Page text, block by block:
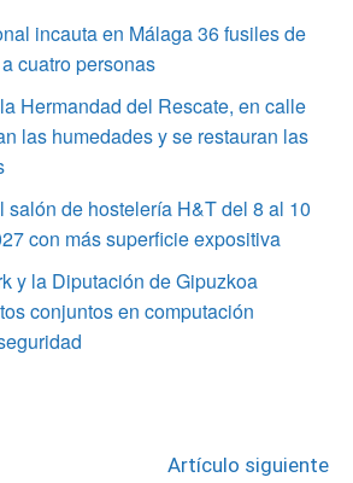
incauta en Málaga 36 fusiles de
cuatro personas
Hermandad del Rescate, en calle
las humedades y se restauran las
salón de hostelería H&T del 8 al 10
con más superficie expositiva
y la Diputación de Gipuzkoa
conjuntos en computación
Artículo siguiente